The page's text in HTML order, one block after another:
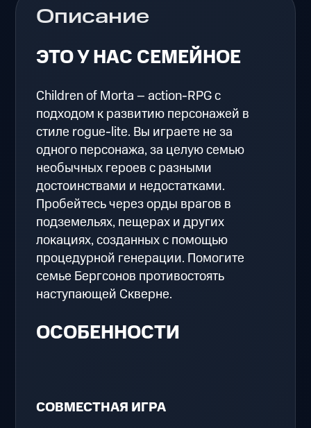
Описание
ЭТО У НАС СЕМЕЙНОЕ
Children of Morta – action-RPG с
подходом к развитию персонажей в
стиле rogue-lite. Вы играете не за
одного персонажа, за целую семью
необычных героев с разными
достоинствами и недостатками.
Пробейтесь через орды врагов в
подземельях, пещерах и других
локациях, созданных с помощью
процедурной генерации. Помогите
семье Бергсонов противостоять
наступающей Скверне.
ОСОБЕННОСТИ
СОВМЕСТНАЯ ИГРА